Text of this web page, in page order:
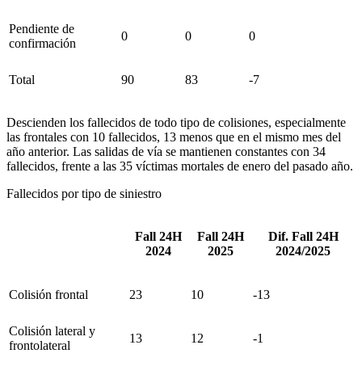
Pendiente de
confirmación
0 0 0
Total 90 83 -7
Descienden los fallecidos de todo tipo de colisiones, especialmente
las frontales con 10 fallecidos, 13 menos que en el mismo mes del
año anterior. Las salidas de vía se mantienen constantes con 34
fallecidos, frente a las 35 víctimas mortales de enero del pasado año.
Fallecidos por tipo de siniestro
Fall 24H
2024
Fall 24H
2025
Dif. Fall 24H
2024/2025
Colisión frontal 23 10 -13
Colisión lateral y
frontolateral
13 12 -1